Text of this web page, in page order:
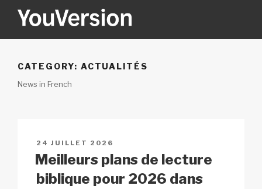
YOUVERSION
CATEGORY: ACTUALITÉS
News in French
PUBLIÉ
LE
24 JUILLET 2026
Meilleurs plans de lecture
biblique pour 2026 dans